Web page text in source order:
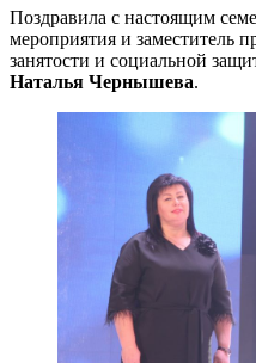
Поздравила с настоящим
мероприятия и заместитель
занятости и социальной
Наталья Чернышева.